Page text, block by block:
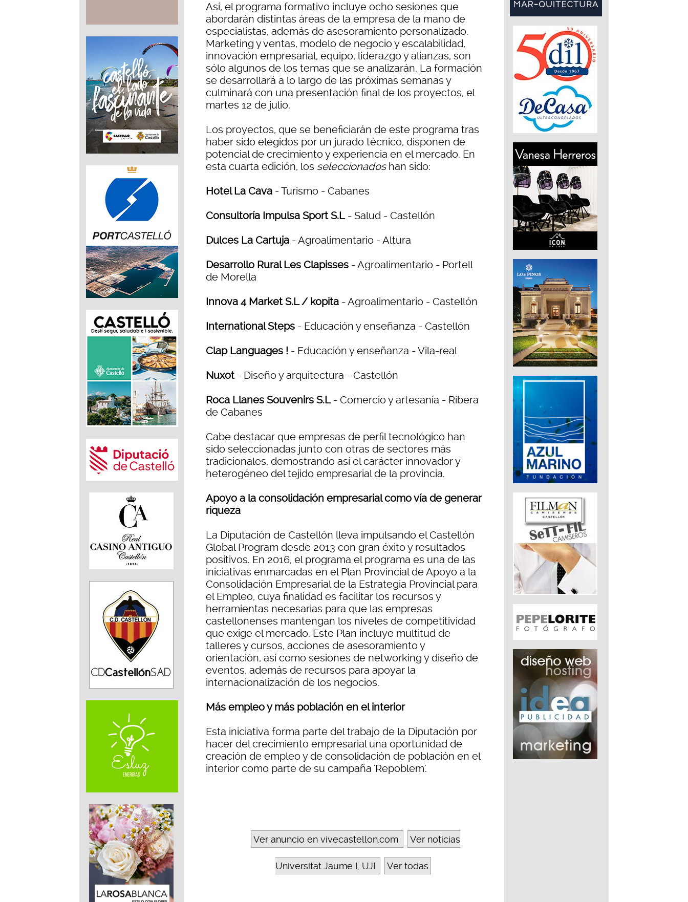
Así, el programa formativo incluye ocho sesiones que
abordarán distintas áreas de la empresa de la mano de
especialistas, además de asesoramiento personalizado.
Marketing y ventas, modelo de negocio y escalabilidad,
innovación empresarial, equipo, liderazgo y alianzas, son
sólo algunos de los temas que se analizarán. La formación
se desarrollará a lo largo de las próximas semanas y
culminará con una presentación final de los proyectos, el
martes 12 de julio.
Los proyectos, que se beneficiarán de este programa tras
haber sido elegidos por un jurado técnico, disponen de
potencial de crecimiento y experiencia en el mercado. En
esta cuarta edición, los seleccionadoshan sido:
Hotel La Cava - Turismo - Cabanes
Consultoría Impulsa Sport S.L- Salud - Castellón
Dulces La Cartuja - Agroalimentario - Altura
Desarrollo Rural Les Clapisses - Agroalimentario - Portell
de Morella
Innova 4 Market S.L / kopita - Agroalimentario - Castellón
International Steps - Educación y enseñanza - Castellón
Clap Languages ! - Educación y enseñanza - Vila-real
Nuxot- Diseño y arquitectura - Castellón
Roca Llanes Souvenirs S.L- Comercio y artesanía - Ribera
de Cabanes
Cabe destacar que empresas de perfil tecnológico han
sido seleccionadas junto con otras de sectores más
tradicionales, demostrando así el carácter innovador y
heterogéneo del tejido empresarial de la provincia.
Apoyo a la consolidación empresarial como vía de generar
riqueza
La Diputación de Castellón lleva impulsando el Castellón
Global Program desde 2013 con gran éxito y resultados
positivos. En 2016, el programa el programa es una de las
iniciativas enmarcadas en el Plan Provincial de Apoyo a la
Consolidación Empresarial de la Estrategia Provincial para
el Empleo, cuya finalidad es facilitar los recursos y
herramientas necesarias para que las empresas
castellonenses mantengan los niveles de competitividad
que exige el mercado. Este Plan incluye multitud de
talleres y cursos, acciones de asesoramiento y
orientación, así como sesiones de networking y diseño de
eventos, además de recursos para apoyar la
internacionalización de los negocios.
Más empleo y más población en el interior
Esta iniciativa forma parte del trabajo de la Diputación por
hacer del crecimiento empresarial una oportunidad de
creación de empleo y de consolidación de población en el
interior como parte de su campaña 'Repoblem'.
Ver anuncio en vivecastellon.com Ver noticias
Universitat Jaume I, UJI Ver todas